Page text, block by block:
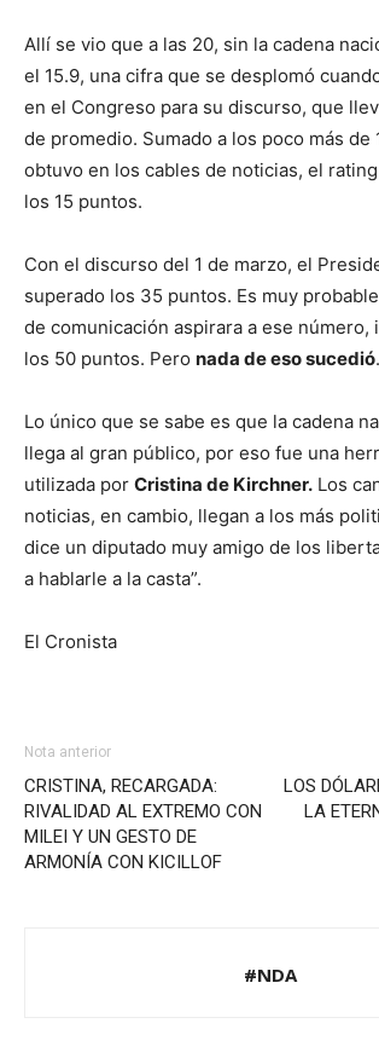
Allí se vio que a las 20, sin la cadena
el 15.9, una cifra que se desplomó
en el Congreso para su discurso, que
de promedio. Sumado a los poco más de
obtuvo en los cables de noticias, el
los 15 puntos.
Con el discurso del 1 de marzo, el
superado los 35 puntos. Es muy
de comunicación aspirara a ese número,
los 50 puntos. Pero nada de eso sucedió.
Lo único que se sabe es que la cadena
llega al gran público, por eso fue una
utilizada por Cristina de Kirchner. Los
noticias, en cambio, llegan a los más
dice un diputado muy amigo de los
a hablarle a la casta”.
El Cronista
Nota anterior
CRISTINA, RECARGADA:
RIVALIDAD AL EXTREMO CON
MILEI Y UN GESTO DE
ARMONÍA CON KICILLOF
LOS
LA
#NDA